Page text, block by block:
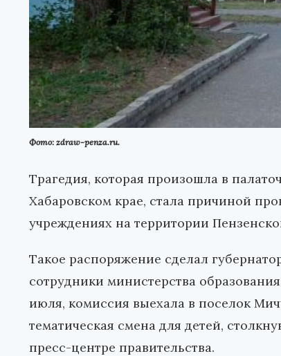
Фото: zdraw-penza.ru.
Трагедия, которая произошла в
Хабаровском крае, стала причиной
учреждениях на территории
Такое распоряжение сделал
сотрудники министерства
июля, комиссия выехала в поселок
тематическая смена для детей,
пресс-центре правительства.